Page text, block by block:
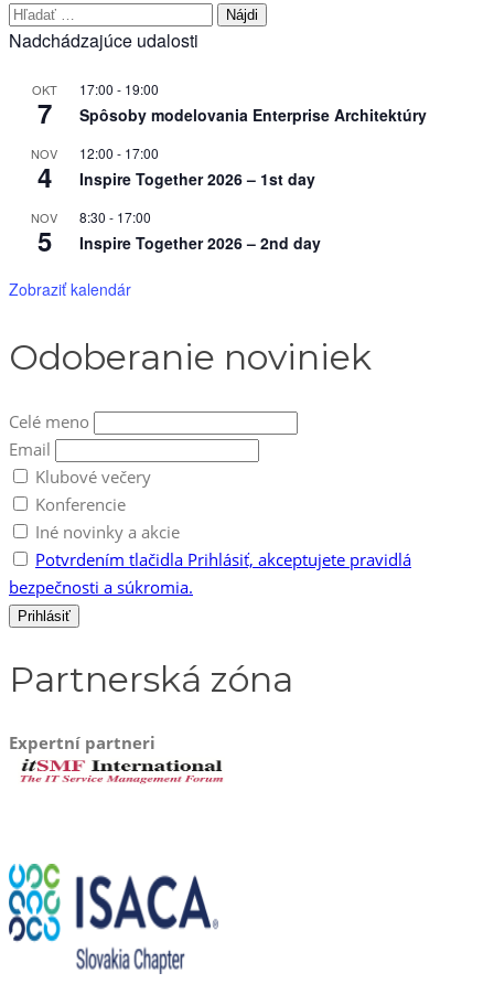
Hľadať:
Nadchádzajúce udalosti
OKT
7
17:00 - 19:00
Spôsoby modelovania Enterprise Architektúry
NOV
4
12:00 - 17:00
Inspire Together 2026 – 1st day
NOV
5
8:30 - 17:00
Inspire Together 2026 – 2nd day
Zobraziť kalendár
Odoberanie noviniek
Celé meno
Email
Klubové večery
Konferencie
Iné novinky a akcie
Potvrdením tlačidla Prihlásiť, akceptujete pravidlá
bezpečnosti a súkromia.
Partnerská zóna
Expertní partneri